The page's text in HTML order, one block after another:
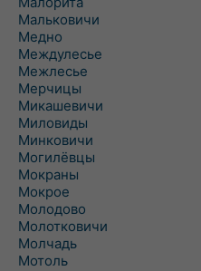
Мальковичи
Медно
Междулесье
Межлесье
Мерчицы
Микашевичи
Миловиды
Минковичи
Могилёвцы
Мокраны
Мокрое
Молодово
Молотковичи
Молчадь
Мотоль